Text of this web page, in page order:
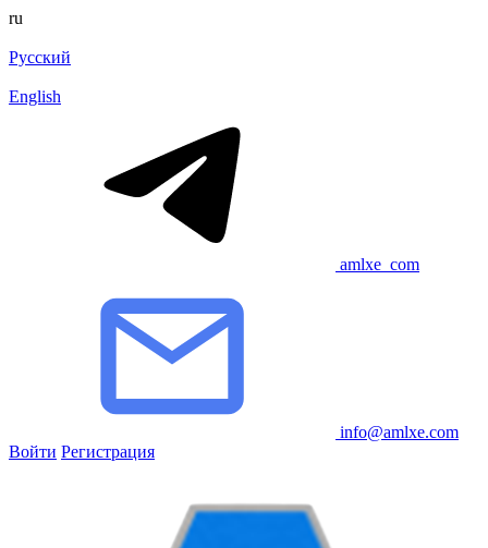
ru
Русский
English
amlxe_com
info@amlxe.com
Войти Регистрация